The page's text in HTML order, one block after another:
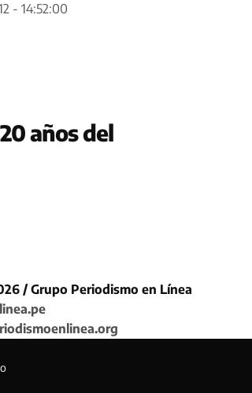
- 14:52:00
años del
/ Grupo Periodismo en Línea